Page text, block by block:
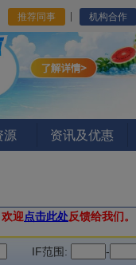
推荐同事 机构合作
源 资讯及优惠
迎点击此处反馈给我们。
IF范围: -